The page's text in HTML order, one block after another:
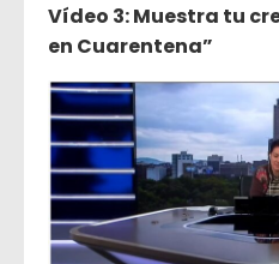
Vídeo 3: Muestra tu
en Cuarentena”